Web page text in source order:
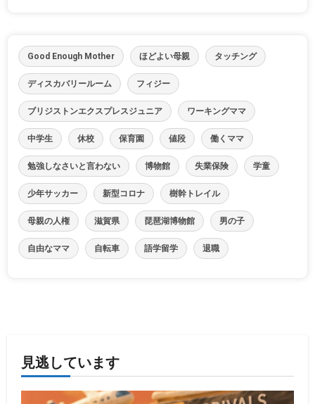
Good Enough Mother ほどよい母親 タッチング
ディスカバリールーム フィジー
ブリジストンエクスプレスジュニア ワーキングママ
中学生 休校 保育園 値段 働くママ
勉強しなさいと言わない 博物館 失業保険 学童
少年サッカー 新型コロナ 樹幹トレイル
母親の人権 滋賀県 琵琶湖博物館 男の子
自由なママ 自転車 語学留学 退職
見逃しています